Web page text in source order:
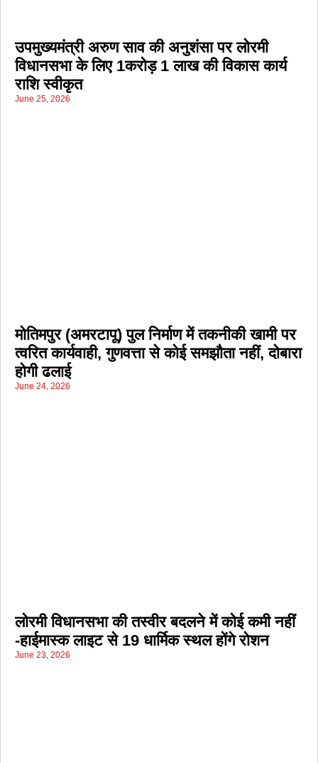
उपमुख्यमंत्री अरुण साव की अनुशंसा पर लोरमी
विधानसभा के लिए 1करोड़ 1 लाख की विकास कार्य
राशि स्वीकृत
June 25, 2026
मोतिमपुर (अमरटापू) पुल निर्माण में तकनीकी खामी पर
त्वरित कार्यवाही, गुणवत्ता से कोई समझौता नहीं, दोबारा
होगी ढलाई
June 24, 2026
लोरमी विधानसभा की तस्वीर बदलने में कोई कमी नहीं
-हाईमास्क लाइट से 19 धार्मिक स्थल होंगे रोशन
June 23, 2026